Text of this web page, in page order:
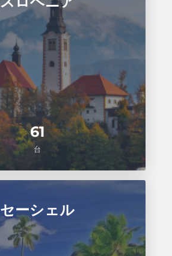
61
台
セーシェル